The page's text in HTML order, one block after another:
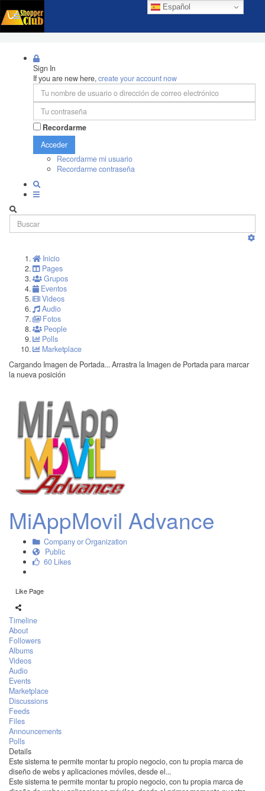
Español
Sign In
If you are new here,create your account now
Recordarme
Acceder
Recordarme mi usuario
Recordarme contraseña
Inicio
Pages
Grupos
Eventos
Videos
Audio
Fotos
People
Polls
Marketplace
Cargando Imagen de Portada... Arrastra la Imagen de Portada para marcar
la nueva posición
MiAppMovil Advance
Company or Organization
Public
60 Likes
Like Page
Timeline
About
Followers
Albums
Videos
Audio
Events
Marketplace
Discussions
Feeds
Files
Announcements
Polls
Details
Este sistema te permite montar tu propio negocio, con tu propia marca de
diseño de webs y aplicaciones móviles, desde el...
Este sistema te permite montar tu propio negocio, con tu propia marca de